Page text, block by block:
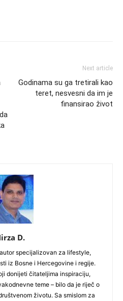
Next article
Godinama su ga tretirali kao
teret, nesvesni da im je
finansirao život
D.
specijalizovan za lifestyle,
iz Bosne i Hercegovine i regije.
donijeti čitateljima inspiraciju,
teme – bilo da je riječ o
životu. Sa smislom za